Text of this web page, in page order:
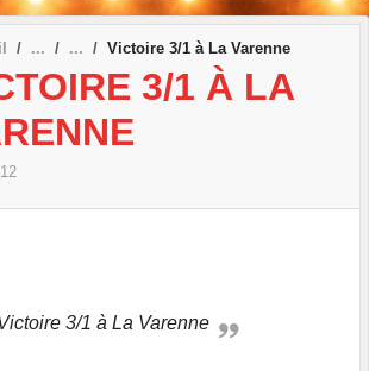
Victoire 3/1 à La Varenne
3/1 À LA
Victoire 3/1 à La Varenne